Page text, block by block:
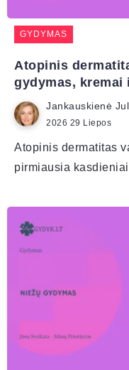
GYDYMAS
Atopinis
gydymas, kremai
Jankauskienė
2026 29 Liepos
Atopinis dermatitas
pirmiausia